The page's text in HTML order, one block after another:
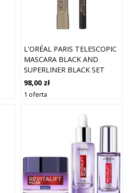
L'ORÉAL PARIS TELESCOPIC
MASCARA BLACK AND
SUPERLINER BLACK SET
98,00 zł
1 oferta